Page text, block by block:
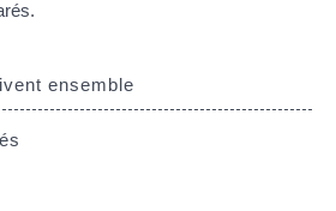
ensemble